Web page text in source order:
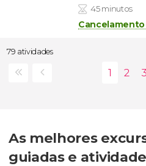
45 minutos
79 atividades
As melhores
guiadas e